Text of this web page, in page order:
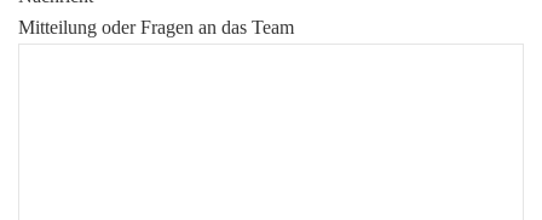
Mitteilung oder Fragen an das Team